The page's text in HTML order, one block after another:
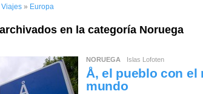
Viajes » Europa
en la categoría Noruega
NORUEGA Islas Lofoten
Å, el pueblo con el
mundo